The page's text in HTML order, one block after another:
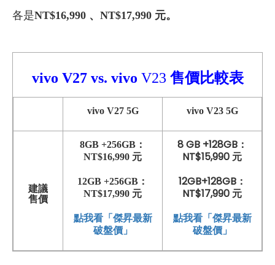
各是NT$16,990 、 NT$17,990 元。
vivo V27 vs. vivo V23 售價比較表
vivo V27 5G vivo V23 5G
建議
售價
8GB +256GB：
NT$16,990 元
12GB +256GB：
NT$17,990 元
點我看「傑昇最新
破盤價」
8 GB +128GB：
NT$15,990 元
12GB+128GB：
NT$17,990 元
點我看「傑昇最新
破盤價」